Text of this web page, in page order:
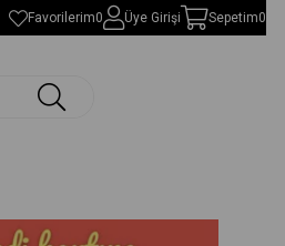
Favorilerim0 Üye Girişi Sepetim0